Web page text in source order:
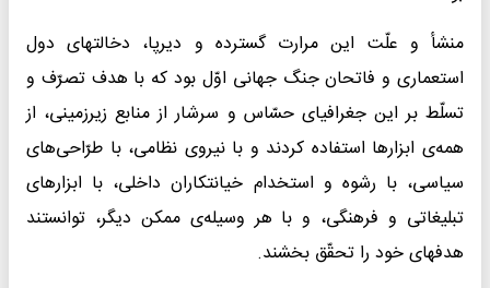
منشأ و علّت این مرارت گسترده و دیرپا، دخالتهای دول
استعماری و فاتحان جنگ جهانی اوّل بود که با هدف تصرّف و
تسلّط بر این جغرافیای حسّاس و سرشار از منابع زیرزمینی، از
همه‌ی ابزارها استفاده کردند و با نیروی نظامی، با طرّاحی‌های
سیاسی، با رشوه و استخدام خیانتکاران داخلی، با ابزارهای
تبلیغاتی و فرهنگی، و با هر وسیله‌ی ممکن دیگر، توانستند
هدفهای خود را تحقّق بخشند.